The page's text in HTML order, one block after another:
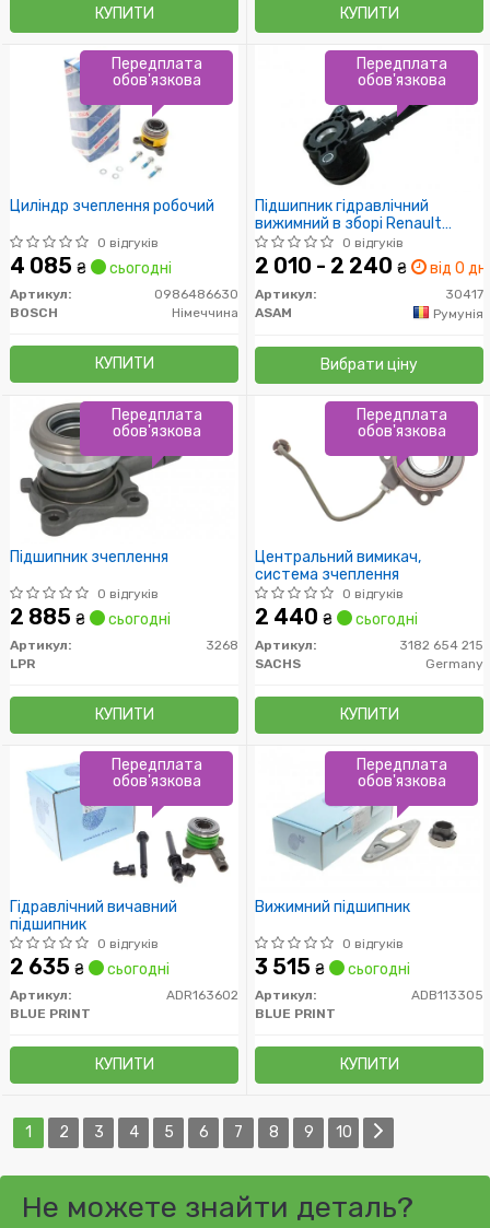
КУПИТИ КУПИТИ
Циліндр зчеплення робочий
0 відгуків
4 085 ₴ сьогодні
Артикул:
0986486630
BOSCH
Німеччина
КУПИТИ
Передплата
обов'язкова
Підшипник гідравлічний
вижимний в зборі Renault
Logan I,II,
II,III (30417) Asam
0 відгуків
2 010 - 2 240 ₴ від 0 дн.
Артикул:
30417
ASAM
Румунія
Вибрати ціну
Передплата
обов'язкова
Підшипник зчеплення
0 відгуків
2 885 ₴ сьогодні
Артикул:
3268
LPR
КУПИТИ
Передплата
обов'язкова
Центральний вимикач,
система зчеплення
0 відгуків
2 440 ₴ сьогодні
Артикул:
3182 654 215
SACHS
Germany
КУПИТИ
Передплата
обов'язкова
Гідравлічний вичавний
підшипник
0 відгуків
2 635 ₴ сьогодні
Артикул:
ADR163602
BLUE PRINT
КУПИТИ
Передплата
обов'язкова
Вижимний підшипник
0 відгуків
3 515 ₴ сьогодні
Артикул:
ADB113305
BLUE PRINT
КУПИТИ
Передплата
обов'язкова
1 2 3 4 5 6 7 8 9 10
Не можете знайти деталь?